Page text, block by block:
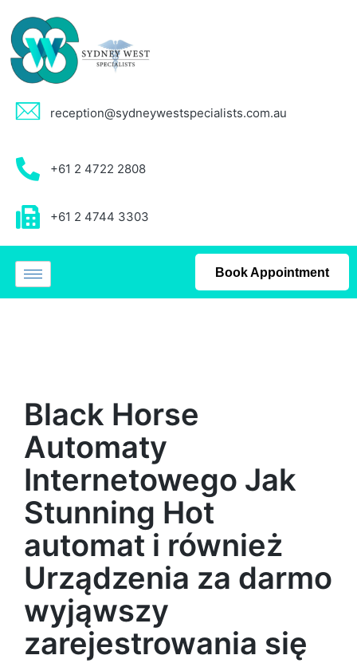
reception@sydneywestspecialists.com.au
+61 2 4722 2808
+61 2 4744 3303
Book Appointment
Black Horse
Automaty
Internetowego Jak
Stunning Hot
automat i również
Urządzenia za darmo
wyjąwszy
zarejestrowania się